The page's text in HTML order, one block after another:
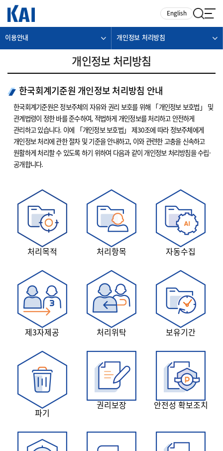
English
이용안내 개인정보 처리방침
개인정보 처리방침
한국회계기준원 개인정보 처리방침 안내
한국회계기준원은 정보주체의 자유와 권리 보호를 위해 「개인정보 보호법」 및
관계법령이 정한 바를 준수하여, 적법하게 개인정보를 처리하고 안전하게
관리하고 있습니다. 이에 「개인정보 보호법」 제30조에 따라 정보주체에게
개인정보 처리에 관한 절차 및 기준을 안내하고, 이와 관련한 고충을 신속하고
원활하게 처리할 수 있도록 하기 위하여 다음과 같이 개인정보 처리방침을 수립·
공개합니다.
처리목적 처리항목 자동수집
제3자제공 처리위탁 보유기간
파기
권리보장 안전성 확보조치